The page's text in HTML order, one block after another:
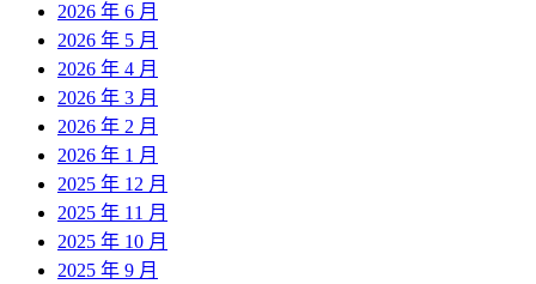
2026 年 6 月
2026 年 5 月
2026 年 4 月
2026 年 3 月
2026 年 2 月
2026 年 1 月
2025 年 12 月
2025 年 11 月
2025 年 10 月
2025 年 9 月